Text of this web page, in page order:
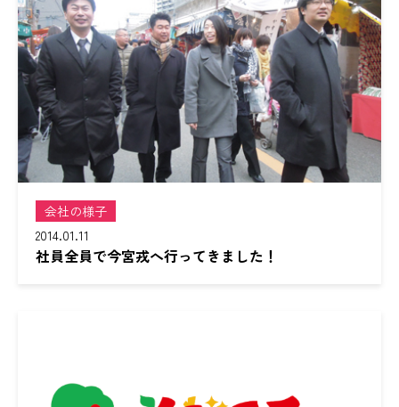
会社の様子
2014.01.11
社員全員で今宮戎へ行ってきました！